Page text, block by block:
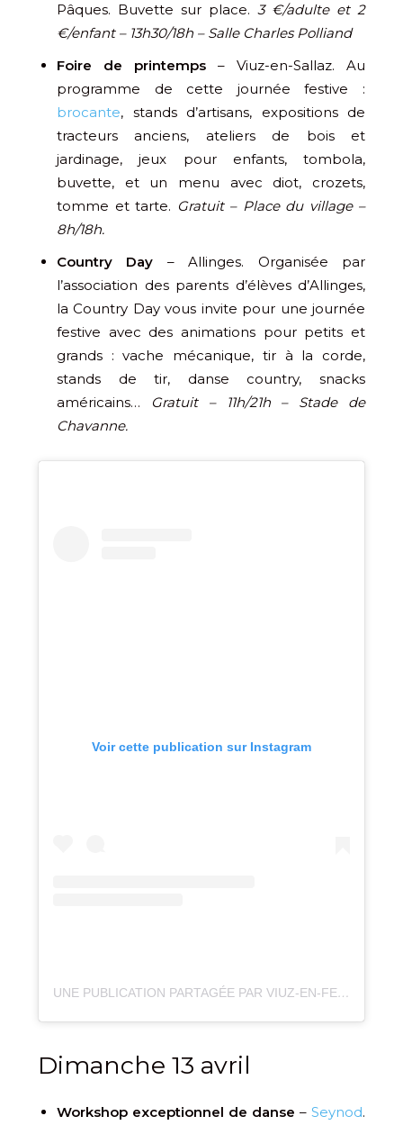
Pâques. Buvette sur place. 3 €/adulte et 2
€/enfant – 13h30/18h – Salle Charles Polliand
Foire de printemps – Viuz-en-Sallaz. Au
programme de cette journée festive :
brocante, stands d’artisans, expositions de
tracteurs anciens, ateliers de bois et
jardinage, jeux pour enfants, tombola,
buvette, et un menu avec diot, crozets,
tomme et tarte. Gratuit – Place du village –
8h/18h.
Country Day – Allinges. Organisée par
l’association des parents d’élèves d’Allinges,
la Country Day vous invite pour une journée
festive avec des animations pour petits et
grands : vache mécanique, tir à la corde,
stands de tir, danse country, snacks
américains…
Gratuit – 11h/21h – Stade de
Chavanne.
Voir cette publication sur Instagram
UNE PUBLICATION PARTAGÉE PAR VIUZ-EN-FETES (@VIUZENFETES)
Dimanche 13 avril
Workshop exceptionnel de danse – Seynod.